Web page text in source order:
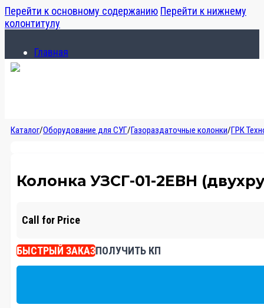
Перейти к основному содержанию Перейти к нижнему
колонтитулу
Главная
Каталог
Каталог/Оборудование для СУГ/Газораздаточные колонки/ГРК
Колонка УЗСГ-01-2ЕВН
Call for Price
БЫСТРЫЙ ЗАКАЗПОЛУЧИТЬ КП